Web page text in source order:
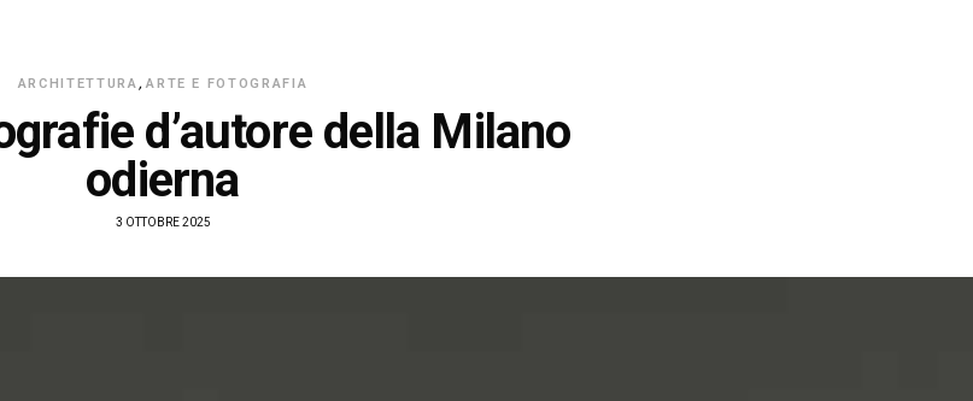
ARCHITETTURA, ARTE E FOTOGRAFIA
d’autore della Milano
odierna
3 OTTOBRE 2025